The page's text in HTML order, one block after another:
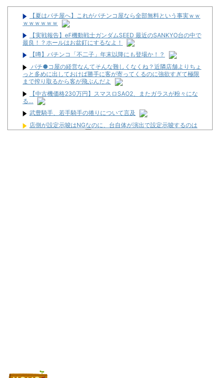
【夏はパチ屋へ】これがパチンコ屋なら全部無料という事実ｗｗ
ｗｗｗｗｗｗ
【実戦報告】eF機動戦士ガンダムSEED 最近のSANKYO台の中で
最良！？ホールはお盆釘にするなよ！
【噂】パチンコ「不二子」年末以降にも登場か！？
パチ●コ屋の経営なんてそんな難しくなくね？近隣店舗よりちょ
っと多めに出しておけば勝手に客が寄ってくるのに強欲すぎて極限
まで搾り取るから客が飛ぶんだよ
【中古機価格230万円】スマスロSAO2、またガラスが粉々にな
る…
武豊騎手、若手騎手の捲りについて言及
店側が設定示唆はNGなのに、台自体が演出で設定示唆するのは
なんで許されてるの？